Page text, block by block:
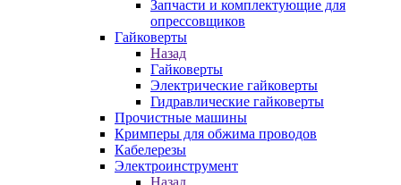
Запчасти и комплектующие для
опрессовщиков
Гайковерты
Назад
Гайковерты
Электрические гайковерты
Гидравлические гайковерты
Прочистные машины
Кримперы для обжима проводов
Кабелерезы
Электроинструмент
Назад